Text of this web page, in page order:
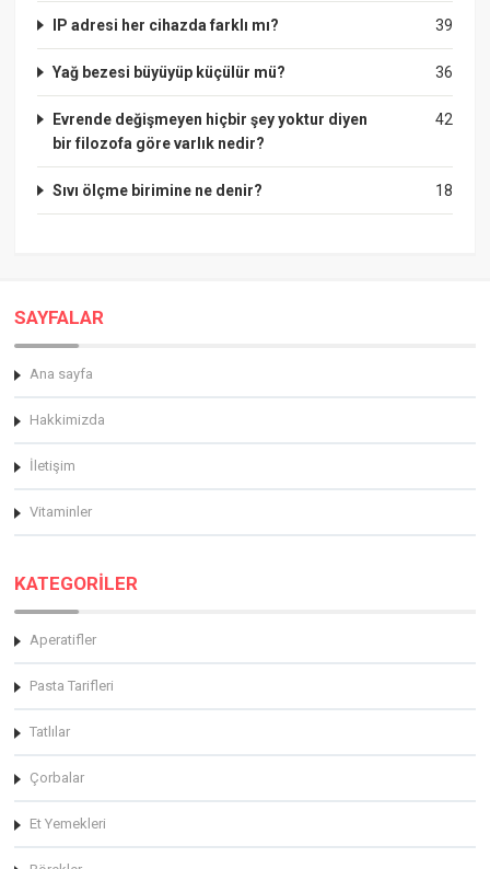
39
IP adresi her cihazda farklı mı?
36
Yağ bezesi büyüyüp küçülür mü?
42
Evrende değişmeyen hiçbir şey yoktur diyen
bir filozofa göre varlık nedir?
18
Sıvı ölçme birimine ne denir?
SAYFALAR
Ana sayfa
Hakkimizda
İletişim
Vitaminler
KATEGORİLER
Aperatifler
Pasta Tarifleri
Tatlılar
Çorbalar
Et Yemekleri